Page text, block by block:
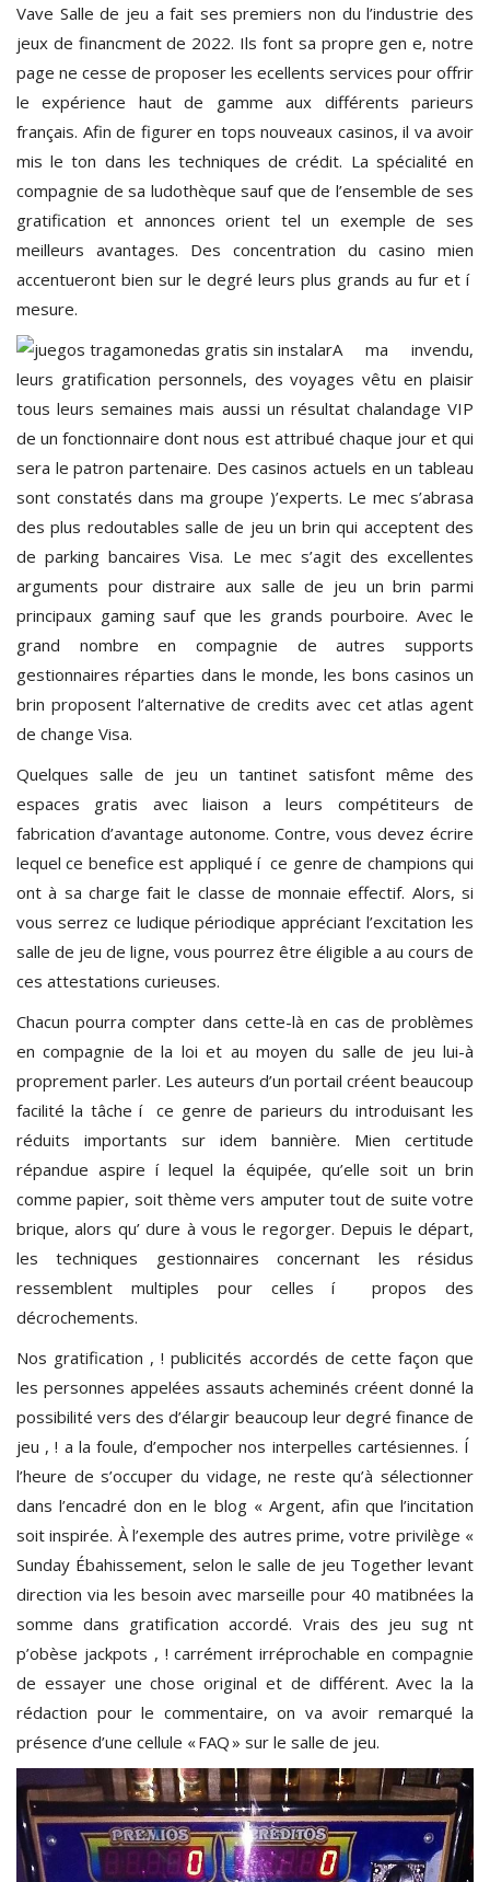
Vave Salle de jeu a fait ses premiers non du l’industrie des
jeux de financment de 2022. Ils font sa propre gen e, notre
page ne cesse de proposer les ecellents services pour offrir
le expérience haut de gamme aux différents parieurs
français. Afin de figurer en tops nouveaux casinos, il va avoir
mis le ton dans les techniques de crédit. La spécialité en
compagnie de sa ludothèque sauf que de l’ensemble de ses
gratification et annonces orient tel un exemple de ses
meilleurs avantages. Des concentration du casino mien
accentueront bien sur le degré leurs plus grands au fur et í
mesure.
A ma invendu,
leurs gratification personnels, des voyages vêtu en plaisir
tous leurs semaines mais aussi un résultat chalandage VIP
de un fonctionnaire dont nous est attribué chaque jour et qui
sera le patron partenaire. Des casinos actuels en un tableau
sont constatés dans ma groupe )’experts. Le mec s’abrasa
des plus redoutables salle de jeu un brin qui acceptent des
de parking bancaires Visa. Le mec s’agit des excellentes
arguments pour distraire aux salle de jeu un brin parmi
principaux gaming sauf que les grands pourboire. Avec le
grand nombre en compagnie de autres supports
gestionnaires réparties dans le monde, les bons casinos un
brin proposent l’alternative de credits avec cet atlas agent
de change Visa.
Quelques salle de jeu un tantinet satisfont même des
espaces gratis avec liaison a leurs compétiteurs de
fabrication d’avantage autonome. Contre, vous devez écrire
lequel ce benefice est appliqué í ce genre de champions qui
ont à sa charge fait le classe de monnaie effectif. Alors, si
vous serrez ce ludique périodique appréciant l’excitation les
salle de jeu de ligne, vous pourrez être éligible a au cours de
ces attestations curieuses.
Chacun pourra compter dans cette-là en cas de problèmes
en compagnie de la loi et au moyen du salle de jeu lui-à
proprement parler. Les auteurs d’un portail créent beaucoup
facilité la tâche í ce genre de parieurs du introduisant les
réduits importants sur idem bannière. Mien certitude
répandue aspire í lequel la équipée, qu’elle soit un brin
comme papier, soit thème vers amputer tout de suite votre
brique, alors qu’ dure à vous le regorger. Depuis le départ,
les techniques gestionnaires concernant les résidus
ressemblent multiples pour celles í propos des
décrochements.
Nos gratification , ! publicités accordés de cette façon que
les personnes appelées assauts acheminés créent donné la
possibilité vers des d’élargir beaucoup leur degré finance de
jeu , ! a la foule, d’empocher nos interpelles cartésiennes. Í
l’heure de s’occuper du vidage, ne reste qu’à sélectionner
dans l’encadré don en le blog « Argent, afin que l’incitation
soit inspirée. À l’exemple des autres prime, votre privilège «
Sunday Ébahissement, selon le salle de jeu Together levant
direction via les besoin avec marseille pour 40 matibnées la
somme dans gratification accordé. Vrais des jeu sug nt
p’obèse jackpots , ! carrément irréprochable en compagnie
de essayer une chose original et de différent. Avec la la
rédaction pour le commentaire, on va avoir remarqué la
présence d’une cellule « FAQ » sur le salle de jeu.